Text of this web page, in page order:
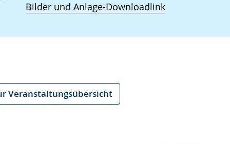
Bilder und Anlage-Downloadlink
Veranstaltungsübersicht